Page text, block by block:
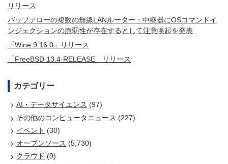
リリース
バッファローの複数の無線LANルーター・中継器にOSコマンドイ
ンジェクションの脆弱性が存在するとして注意喚起を発表
「Wine 9.16.0」リリース
「FreeBSD 13.4-RELEASE」リリース
カテゴリー
AI・データサイエンス (97)
その他のコンピュータニュース (227)
イベント (30)
オープンソース (5,730)
クラウド (9)